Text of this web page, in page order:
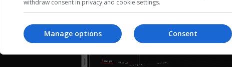
withdraw consent in privacy and cookie settings.
Consent
Manage options